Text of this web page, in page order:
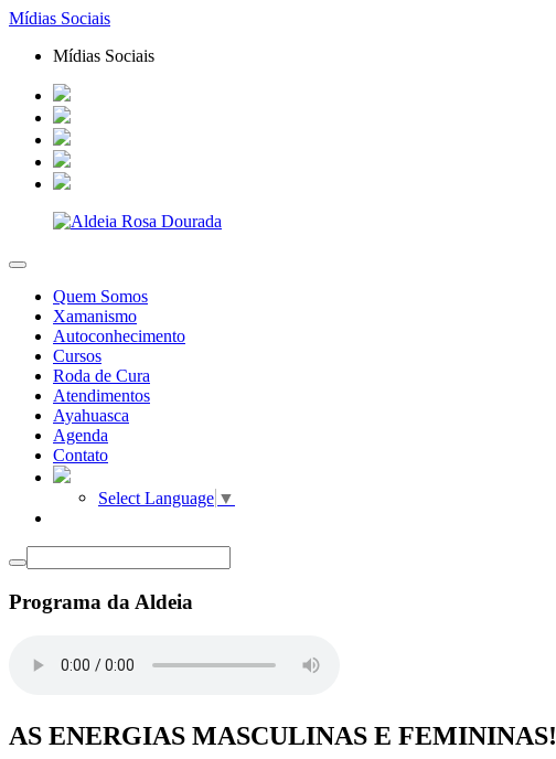
Mídias Sociais
Mídias Sociais
Quem Somos
Xamanismo
Autoconhecimento
Cursos
Roda de Cura
Atendimentos
Ayahuasca
Agenda
Contato
Select Language ▼
Programa da Aldeia
AS ENERGIAS MASCULINAS E FEMININAS!